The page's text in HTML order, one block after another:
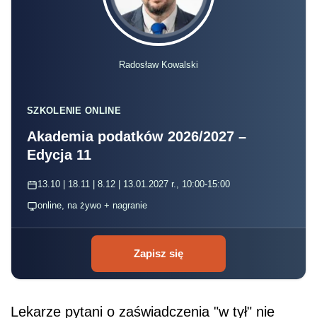
Radosław Kowalski
SZKOLENIE ONLINE
Akademia podatków 2026/2027 –
Edycja 11
13.10 | 18.11 | 8.12 | 13.01.2027 r., 10:00-15:00
online, na żywo + nagranie
Zapisz się
Lekarze pytani o zaświadczenia "w tył" nie